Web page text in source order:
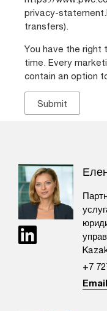
privacy-
transfers).
You have the right
time. Every
contain an option
+7
Email